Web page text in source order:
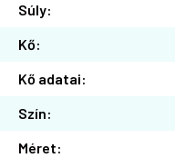
Súly:
Kő:
Kő adatai:
Szín:
Méret: